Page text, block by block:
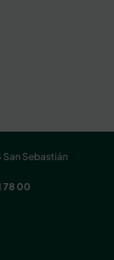
San Sebastián
78 00